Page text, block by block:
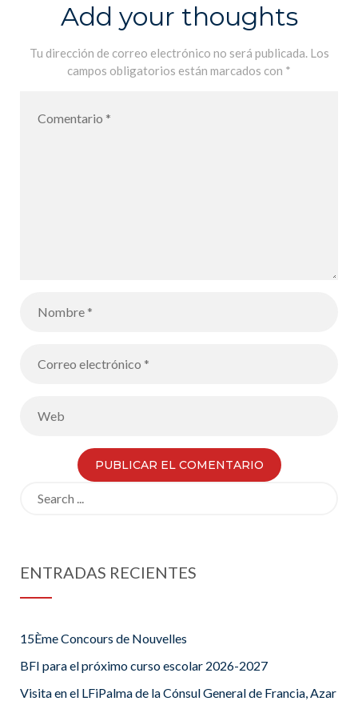
Add your thoughts
Tu dirección de correo electrónico no será publicada. Los
campos obligatorios están marcados con *
ENTRADAS RECIENTES
15Ème Concours de Nouvelles
BFI para el próximo curso escolar 2026-2027
Visita en el LFiPalma de la Cónsul General de Francia, Azar